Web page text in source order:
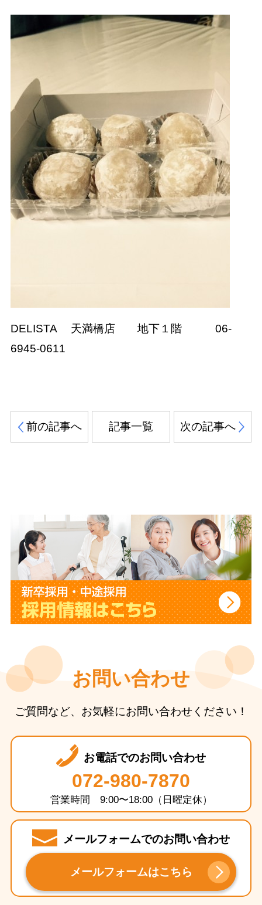
DELISTA 天満橋店 地下１階 06-
6945-0611
前の記事へ 次の記事へ
記事一覧
お問い合わせ
ご質問など、お気軽にお問い合わせください！
お電話でのお問い合わせ
072-980-7870
営業時間 9:00〜18:00（日曜定休）
メールフォームでのお問い合わせ
メールフォームはこちら